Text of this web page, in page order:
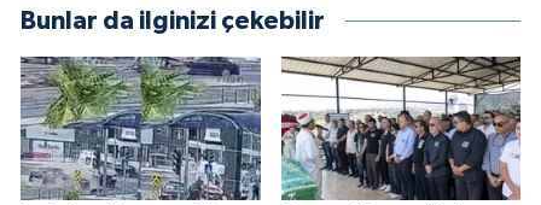
Bunlar da ilginizi çekebilir